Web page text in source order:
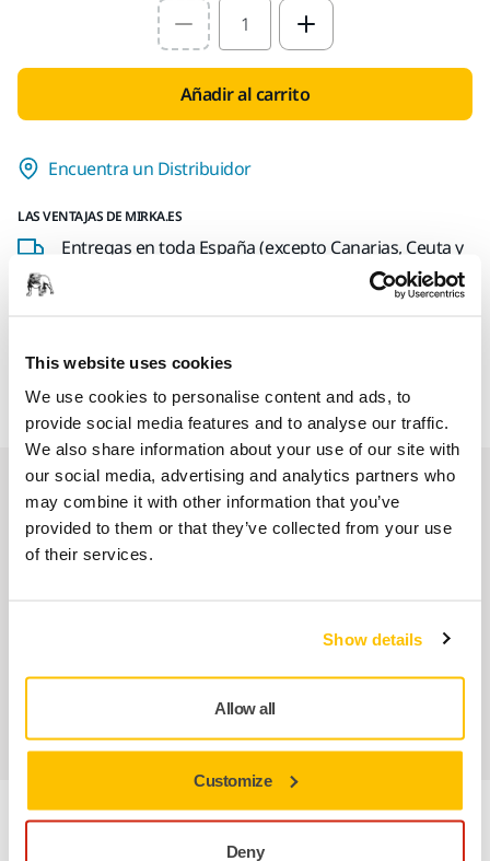
This website uses cookies
We use cookies to personalise content and ads, to
provide social media features and to analyse our traffic.
We also share information about your use of our site with
our social media, advertising and analytics partners who
may combine it with other information that you’ve
provided to them or that they’ve collected from your use
of their services.
Show details
Allow all
Customize
Deny
Select quantity value
Añadir al carrito
Encuentra un Distribuidor
LAS VENTAJAS DE MIRKA.ES
Entregas en toda España (excepto Canarias, Ceuta y
Pago Seguro
Seguimiento de envío
Nuestros servicios
Servicio Posventa exclusivo de Mirka
Abrasivos y máquinas profesionales para un
acabado impecable
Información sobre el producto